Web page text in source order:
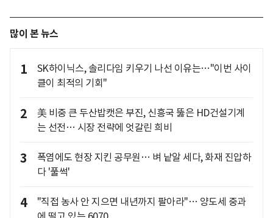
많이 본 뉴스
1
SK하이닉스, 솔리다임 키우기 나선 이유는…"이번 사이
클이 최적의 기회"
2
美 비중 큰 두산밥캣은 부진, 신흥국 뚫은 HD건설기계
는 선전… 시장 전략에 엇갈린 희비
3
폭염에도 현장 지킨 공무원… 벼 낱알 세다, 화재 진압하
다 '풀썩'
4
"직접 농사 안 지으면 내년까지 팔아라"… 양도세 중과